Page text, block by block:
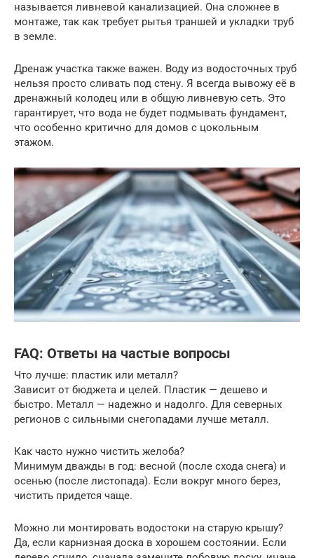
называется ливневой канализацией. Она сложнее в
монтаже, так как требует рытья траншей и укладки труб
в земле.
Дренаж участка также важен. Воду из водосточных труб
нельзя просто сливать под стену. Я всегда вывожу её в
дренажный колодец или в общую ливневую сеть. Это
гарантирует, что вода не будет подмывать фундамент,
что особенно критично для домов с цокольным
этажом.
FAQ: Ответы на частые вопросы
Что лучше: пластик или металл?
Зависит от бюджета и целей. Пластик — дешево и
быстро. Металл — надежно и надолго. Для северных
регионов с сильными снегопадами лучше металл.
Как часто нужно чистить желоба?
Минимум дважды в год: весной (после схода снега) и
осенью (после листопада). Если вокруг много берез,
чистить придется чаще.
Можно ли монтировать водостоки на старую крышу?
Да, если карнизная доска в хорошем состоянии. Если